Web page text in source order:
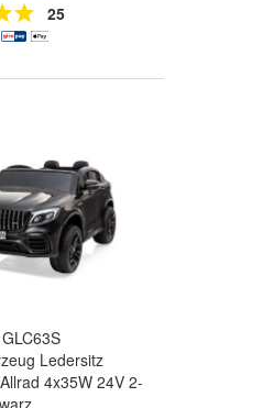
25
Ledersitz
4x35W 24V 2-